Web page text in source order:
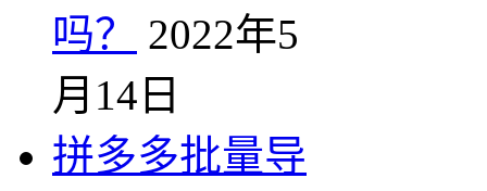
吗？
2022年5
月14日
拼多多批量导